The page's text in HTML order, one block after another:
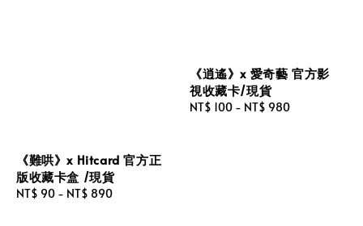
《難哄》x Hitcard 官方正
版收藏卡盒 /現貨
Regular
NT$ 90 - NT$ 890
《逍遙》x 愛奇藝 官方影
視收藏卡/現貨
Regular
NT$ 100 - NT$ 980